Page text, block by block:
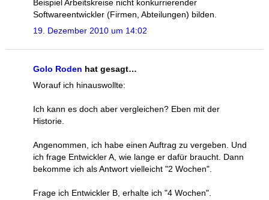
Beispiel Arbeitskreise nicht konkurrierender
Softwareentwickler (Firmen, Abteilungen) bilden.
19. Dezember 2010 um 14:02
Golo Roden hat gesagt…
Worauf ich hinauswollte:
Ich kann es doch aber vergleichen? Eben mit der
Historie.
Angenommen, ich habe einen Auftrag zu vergeben. Und
ich frage Entwickler A, wie lange er dafür braucht. Dann
bekomme ich als Antwort vielleicht "2 Wochen".
Frage ich Entwickler B, erhalte ich "4 Wochen".